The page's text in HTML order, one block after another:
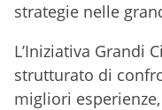
strategie nelle
L’Iniziativa Grandi
strutturato di
migliori